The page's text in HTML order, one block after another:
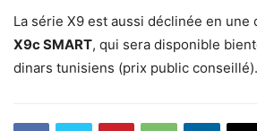
La série X9 est aussi déclinée en une
X9c SMART, qui sera disponible
dinars tunisiens (prix public conseillé).